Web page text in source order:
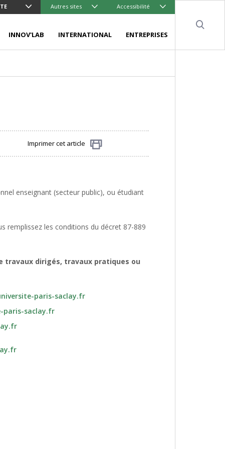
Autres sites Accessibilité
INNOV'LAB INTERNATIONAL ENTREPRISES
Imprimer cet article
enseignant (secteur public), ou étudiant
remplissez les conditions du décret 87-889
travaux dirigés, travaux pratiques ou
paris-saclay.fr
paris-saclay.fr